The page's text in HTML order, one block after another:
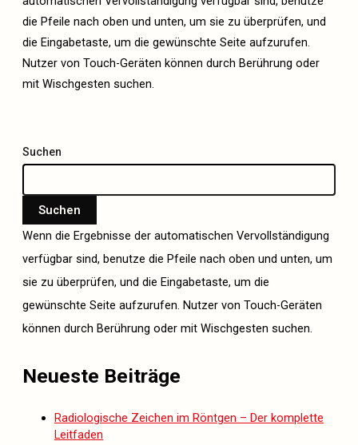
die Pfeile nach oben und unten, um sie zu überprüfen, und
die Eingabetaste, um die gewünschte Seite aufzurufen.
Nutzer von Touch-Geräten können durch Berührung oder
mit Wischgesten suchen.
Suchen
Suchen
Wenn die Ergebnisse der automatischen Vervollständigung
verfügbar sind, benutze die Pfeile nach oben und unten, um
sie zu überprüfen, und die Eingabetaste, um die
gewünschte Seite aufzurufen. Nutzer von Touch-Geräten
können durch Berührung oder mit Wischgesten suchen.
Neueste Beiträge
Radiologische Zeichen im Röntgen – Der komplette
Leitfaden